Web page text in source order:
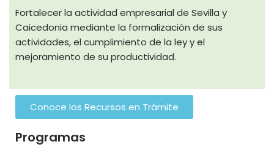
Fortalecer la actividad empresarial de Sevilla y
Caicedonia mediante la formalización de sus
actividades, el cumplimiento de la ley y el
mejoramiento de su productividad.
Conoce los Recursos en Trámite
Programas